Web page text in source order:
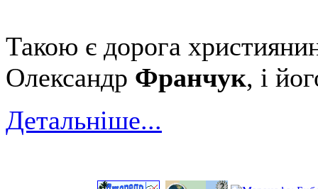
Такою є дорога
Олександр Франчук, і
Детальніше...